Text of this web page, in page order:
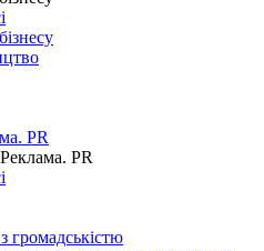
PR
PR
громадськістю